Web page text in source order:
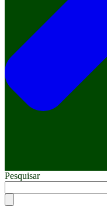
Pesquisar